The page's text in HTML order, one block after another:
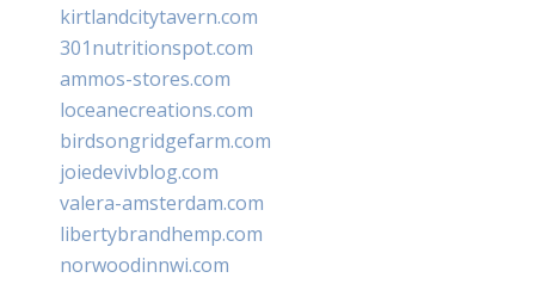
kirtlandcitytavern.com
301nutritionspot.com
ammos-stores.com
loceanecreations.com
birdsongridgefarm.com
joiedevivblog.com
valera-amsterdam.com
libertybrandhemp.com
norwoodinnwi.com